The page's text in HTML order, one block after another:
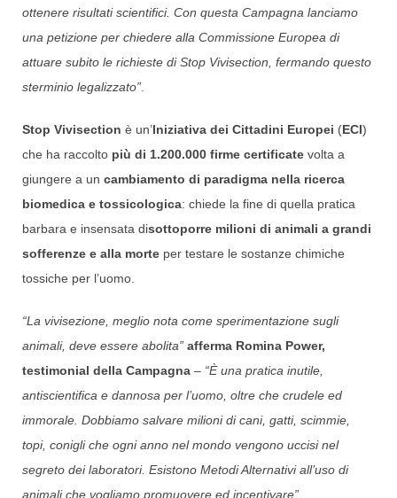
ottenere risultati scientifici. Con questa Campagna lanciamo
una petizione per chiedere alla Commissione Europea di
attuare subito le richieste di Stop Vivisection, fermando questo
sterminio legalizzato”
Stop Vivisection è un’Iniziativa dei Cittadini Europei (ECI)
che ha raccolto più di 1.200.000 firme certificate volta a
giungere a un cambiamento di paradigma nella ricerca
biomedica e tossicologica: chiede la fine di quella pratica
barbara e insensata disottoporre milioni di animali a grandi
sofferenze e alla morte per testare le sostanze chimiche
tossiche per l’uomo.
“La vivisezione, meglio nota come sperimentazione sugli
animali, deve essere abolita” afferma Romina Power,
testimonial della Campagna – “È una pratica inutile,
antiscientifica e dannosa per l’uomo, oltre che crudele ed
immorale. Dobbiamo salvare milioni di cani, gatti, scimmie,
topi, conigli che ogni anno nel mondo vengono uccisi nel
segreto dei laboratori. Esistono Metodi Alternativi all’uso di
animali che vogliamo promuovere ed incentivare”